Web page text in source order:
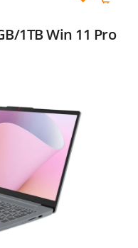
1TB Win 11 Pro